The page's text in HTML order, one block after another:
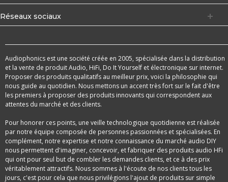
Réseaux sociaux
Audiophonics est une société créée en 2005, spécialisée dans la distribution
et la vente de produit Audio, HiFi, Do It Yourself et électronique sur internet.
Proposer des produits qualitatifs au meilleur prix, voici la philosophie qui
nous guide au quotidien. Nous mettons un accent très fort sur le fait d'être
les premiers à proposer des produits innovants qui correspondent aux
attentes du marché et des clients.
Pour honorer ces points, une veille technologique quotidienne est réalisée
par notre équipe composée de personnes passionnées et spécialisées. En
complément, notre expertise et notre connaissance du marché audio DIY
nous permettent d'imaginer, concevoir, et fabriquer des produits audio HFi
qui ont pour seul but de combler les demandes clients, et ce à des prix
véritablement attractifs. Nous sommes à l'écoute de nos clients tous les
jours, c'est pour cela que nous privilégions l'ajout de produits sur simple